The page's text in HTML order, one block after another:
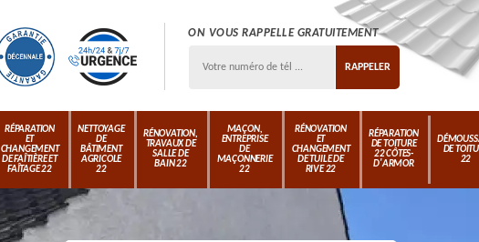
ON VOUS RAPPELLE GRATUITEMENT
RÉPARATION
ET
CHANGEMENT
DE FAÎTIÈRE ET
FAÎTAGE 22
NETTOYAGE
DE
BÂTIMENT
AGRICOLE
22
RÉNOVATION,
TRAVAUX DE
SALLE DE
BAIN 22
MAÇON,
ENTREPRISE
DE
MAÇONNERIE
22
RÉNOVATION
ET
CHANGEMENT
DE TUILE DE
RIVE 22
RÉPARATION
DE TOITURE
22 CÔTES-
D'ARMOR
DE
22